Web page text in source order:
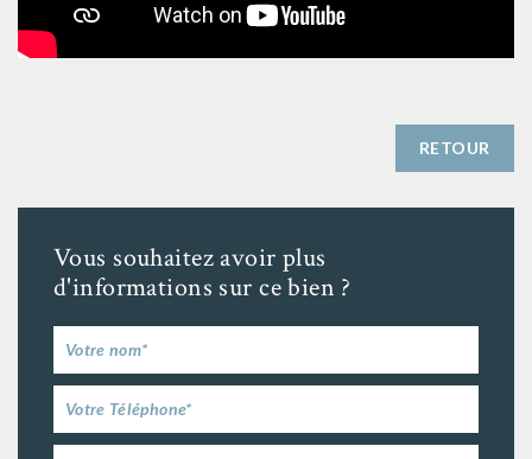
RETOUR
Vous souhaitez avoir plus
d'informations sur ce bien ?